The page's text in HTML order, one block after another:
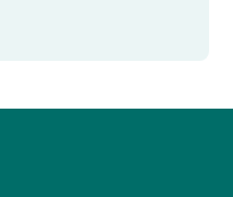
entweder als
begleiten